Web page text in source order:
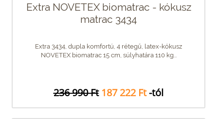
Extra NOVETEX biomatrac - kókusz
matrac 3434
Extra 3434, dupla komfortú, 4 rétegű, latex-kókusz
NOVETEX biomatrac 15 cm, súlyhatára 110 kg...
236 990 Ft 187 222 Ft-tól